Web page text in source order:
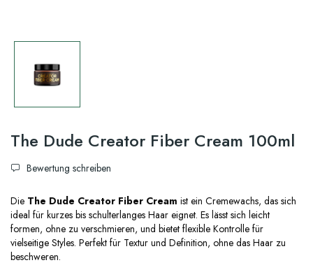
The Dude Creator Fiber Cream 100ml
Bewertung schreiben
Die The Dude Creator Fiber Cream ist ein Cremewachs, das sich
ideal für kurzes bis schulterlanges Haar eignet. Es lässt sich leicht
formen, ohne zu verschmieren, und bietet flexible Kontrolle für
vielseitige Styles. Perfekt für Textur und Definition, ohne das Haar zu
beschweren.